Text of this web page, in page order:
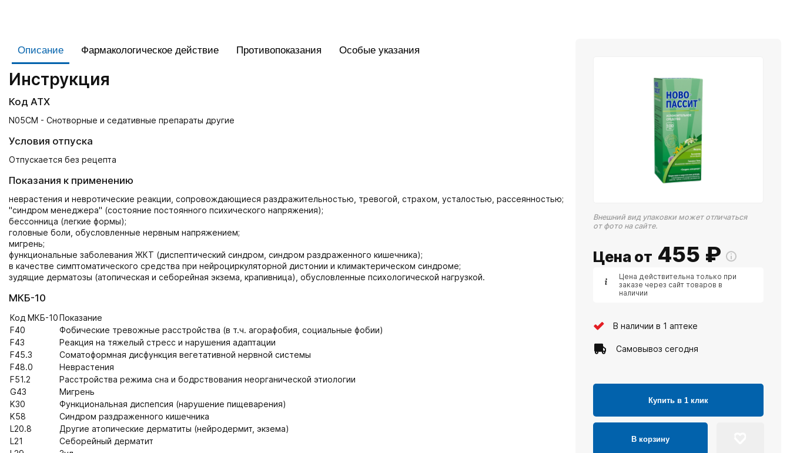
Описание Фармакологическое действие Противопоказания Особые указания
Инструкция
Код АТХ
N05CM - Снотворные и седативные препараты другие
Условия отпуска
Отпускается без рецепта
Показания к применению
неврастения и невротические реакции, сопровождающиеся раздражительностью, тревогой, страхом, усталостью, рассеянностью;
"синдром менеджера" (состояние постоянного психического напряжения);
бессонница (легкие формы);
головные боли, обусловленные нервным напряжением;
мигрень;
функциональные заболевания ЖКТ (диспептический синдром, синдром раздраженного кишечника);
в качестве симптоматического средства при нейроциркуляторной дистонии и климактерическом синдроме;
зудящие дерматозы (атопическая и себорейная экзема, крапивница), обусловленные психологической нагрузкой.
МКБ-10
Код МКБ-10Показание
F40
Фобические тревожные расстройства (в т.ч. агорафобия, социальные фобии)
F43
Реакция на тяжелый стресс и нарушения адаптации
F45.3
Соматоформная дисфункция вегетативной нервной системы
F48.0
Неврастения
F51.2
Расстройства режима сна и бодрствования неорганической этиологии
G43
Мигрень
K30
Функциональная диспепсия (нарушение пищеварения)
K58
Синдром раздраженного кишечника
L20.8
Другие атопические дерматиты (нейродермит, экзема)
L21
Себорейный дерматит
Внешний вид упаковки может отличаться
от фото на сайте.
Цена от 455 ₽
Цена действительна только при
заказе через сайт товаров в
наличии
В наличии в 1 аптеке
Самовывоз сегодня
Купить в 1 клик
В корзину